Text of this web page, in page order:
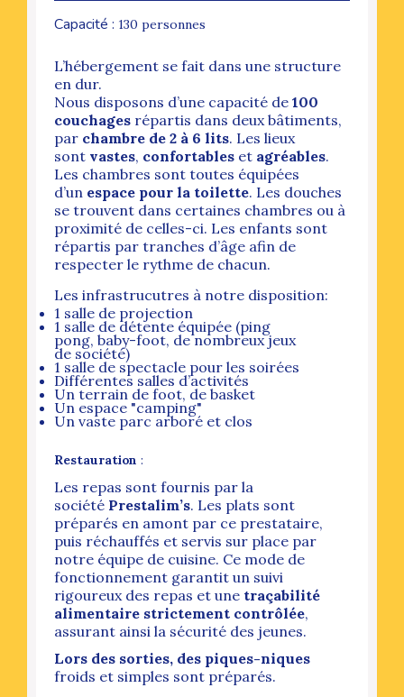
Capacité : 130 personnes
L’hébergement se fait dans une structure
en dur.
Nous disposons d’une capacité de 100
couchages répartis dans deux bâtiments,
par chambre de 2 à 6 lits. Les lieux
sont vastes, confortables et agréables.
Les chambres sont toutes équipées
d’un espace pour la toilette. Les douches
se trouvent dans certaines chambres ou à
proximité de celles-ci. Les enfants sont
répartis par tranches d’âge afin de
respecter le rythme de chacun.
Les infrastrucutres à notre disposition:
1 salle de projection
1 salle de détente équipée (ping
pong, baby-foot, de nombreux jeux
de société)
1 salle de spectacle pour les soirées
Différentes salles d’activités
Un terrain de foot, de basket
Un espace "camping"
Un vaste parc arboré et clos
Restauration :
Les repas sont fournis par la
société Prestalim’s. Les plats sont
préparés en amont par ce prestataire,
puis réchauffés et servis sur place par
notre équipe de cuisine. Ce mode de
fonctionnement garantit un suivi
rigoureux des repas et une traçabilité
alimentaire strictement contrôlée,
assurant ainsi la sécurité des jeunes.
Lors des sorties, des piques-niques
froids et simples sont préparés.